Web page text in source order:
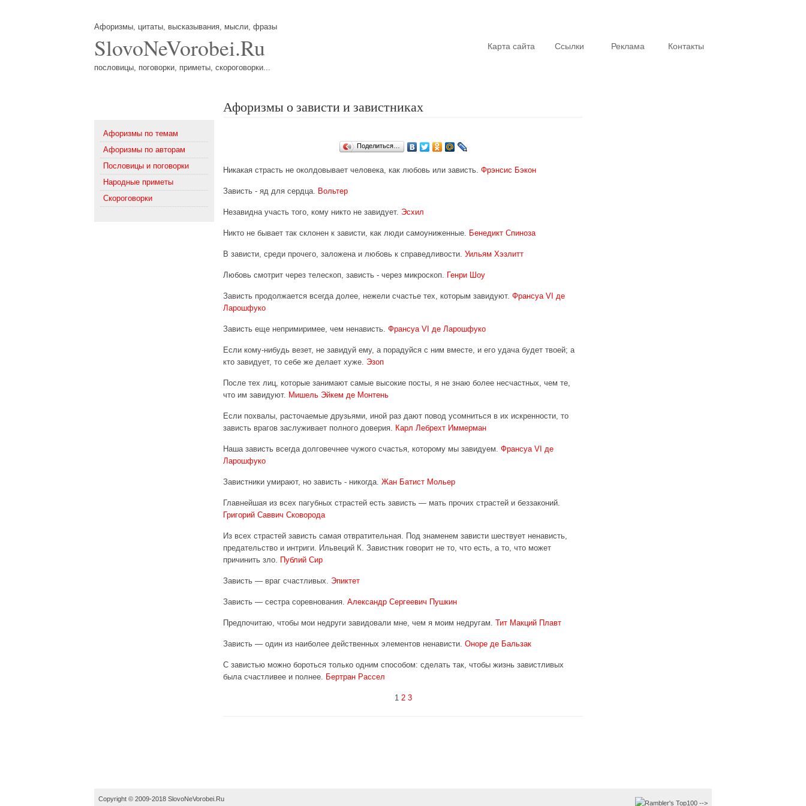
Афоризмы, цитаты, высказывания, мысли, фразы
SlovoNeVorobei.Ru
пословицы, поговорки, приметы, скороговорки...
Карта сайта Ссылки Реклама Контакты
Афоризмы по темам
Афоризмы по авторам
Пословицы и поговорки
Народные приметы
Скороговорки
Афоризмы о зависти и завистниках
Поделиться…
Никакая страсть не околдовывает человека, как любовь или зависть. Фрэнсис Бэкон
Зависть - яд для сердца. Вольтер
Незавидна участь того, кому никто не завидует. Эсхил
Никто не бывает так склонен к зависти, как люди самоуниженные. Бенедикт Спиноза
В зависти, среди прочего, заложена и любовь к справедливости. Уильям Хэзлитт
Любовь смотрит через телескоп, зависть - через микроскоп. Генри Шоу
Зависть продолжается всегда долее, нежели счастье тех, которым завидуют. Франсуа VI де
Ларошфуко
Зависть еще непримиримее, чем ненависть. Франсуа VI де Ларошфуко
Если кому-нибудь везет, не завидуй ему, а порадуйся с ним вместе, и его удача будет твоей; а
кто завидует, то себе же делает хуже. Эзоп
После тех лиц, которые занимают самые высокие посты, я не знаю более несчастных, чем те,
что им завидуют. Мишель Эйкем де Монтень
Если похвалы, расточаемые друзьями, иной раз дают повод усомниться в их искренности, то
зависть врагов заслуживает полного доверия. Карл Лебрехт Иммерман
Наша зависть всегда долговечнее чужого счастья, которому мы завидуем. Франсуа VI де
Ларошфуко
Завистники умирают, но зависть - никогда. Жан Батист Мольер
Главнейшая из всех пагубных страстей есть зависть — мать прочих страстей и беззаконий.
Григорий Саввич Сковорода
Из всех страстей зависть самая отвратительная. Под знаменем зависти шествует ненависть,
предательство и интриги. Ильвеций К. Завистник говорит не то, что есть, а то, что может
причинить зло. Публий Сир
Зависть — враг счастливых. Эпиктет
Зависть — сестра соревнования. Александр Сергеевич Пушкин
Предпочитаю, чтобы мои недруги завидовали мне, чем я моим недругам. Тит Макций Плавт
Зависть — один из наиболее действенных элементов ненависти. Оноре де Бальзак
С завистью можно бороться только одним способом: сделать так, чтобы жизнь завистливых
была счастливее и полнее. Бертран Рассел
1 2 3
Copyright © 2009-2018 SlovoNeVorobei.Ru
-->